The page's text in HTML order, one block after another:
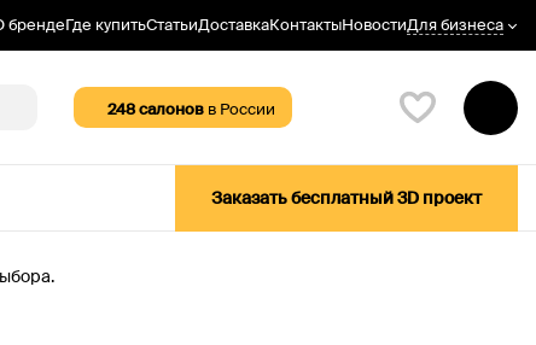
брендеГде купитьСтатьиДоставкаКонтактыНовостиДля бизнеса
248салонов в России
Заказать бесплатный 3D проект